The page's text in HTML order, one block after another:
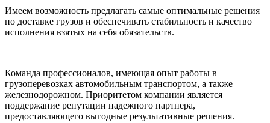
Имеем возможность предлагать самые оптимальные решения
по доставке грузов и обеспечивать стабильность и качество
исполнения взятых на себя обязательств.
Команда профессионалов, имеющая опыт работы в
грузоперевозках автомобильным транспортом, а также
железнодорожном. Приоритетом компании является
поддержание репутации надежного партнера,
предоставляющего выгодные результативные решения.